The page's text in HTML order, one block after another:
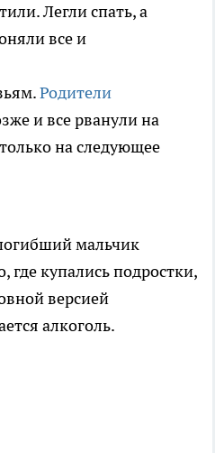
Легли спать, а
все и
Родители
и все рванули на
на следующее
мальчик
где купались подростки,
версией
алкоголь.